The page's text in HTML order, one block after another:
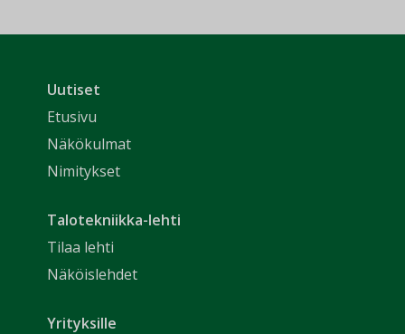
Uutiset
Etusivu
Näkökulmat
Nimitykset
Talotekniikka-lehti
Tilaa lehti
Näköislehdet
Yrityksille